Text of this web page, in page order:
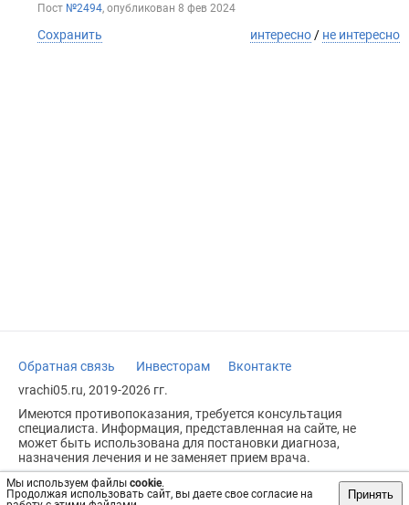
Мы используем файлы cookie.
Продолжая использовать сайт, вы даете свое согласие на
Принять
Пост №2494, опубликован 8 фев 2024
Сохранить интересно / не интересно
Обратная связь Инвесторам
Вконтакте
vrachi05.ru, 2019-2026 гг.
Имеются противопоказания, требуется консультация
специалиста. Информация, представленная на сайте, не
может быть использована для постановки диагноза,
назначения лечения и не заменяет прием врача.
Возрастное ограничение: 18+